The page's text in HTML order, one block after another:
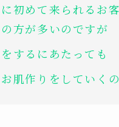
初めて来られるお
方が多いのですが
するにあたっても
肌作りをしていく